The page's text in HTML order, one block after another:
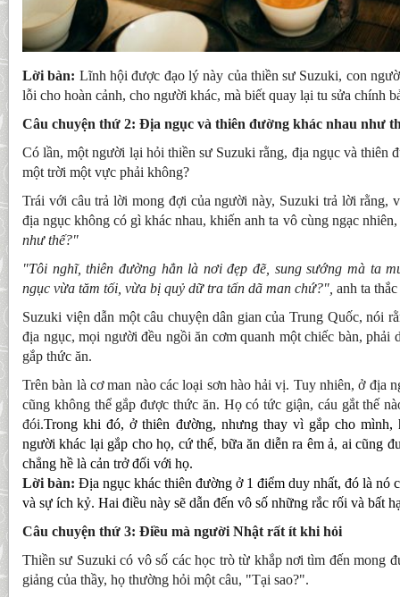
Lời bàn: Lĩnh hội được đạo lý này của thiền sư Suzuki, con
lỗi cho hoàn cảnh, cho người khác, mà biết quay lại tu sửa chính
Câu chuyện thứ 2: Địa ngục và thiên đường khác nhau như
Có lần, một người lại hỏi thiền sư Suzuki rằng, địa ngục và thiên
một trời một vực phải không?
Trái với câu trả lời mong đợi của người này, Suzuki trả lời rằng,
địa ngục không có gì khác nhau, khiến anh ta vô cùng ngạc
như thế?"
"Tôi nghĩ, thiên đường hẳn là nơi đẹp đẽ, sung sướng mà ta
ngục vừa tăm tối, vừa bị quỷ dữ tra tấn dã man chứ?", anh ta
Suzuki viện dẫn một câu chuyện dân gian của Trung Quốc, nói
địa ngục, mọi người đều ngồi ăn cơm quanh một chiếc bàn, phải
gắp thức ăn.
Trên bàn là cơ man nào các loại sơn hào hải vị. Tuy nhiên, ở địa
cũng không thể gắp được thức ăn. Họ có tức giận, cáu gắt thế
đói.Trong khi đó, ở thiên đường, nhưng thay vì gắp cho mình,
người khác lại gắp cho họ, cứ thế, bữa ăn diễn ra êm ả, ai cũng
chẳng hề là cản trở đối với họ.
Lời bàn: Địa ngục khác thiên đường ở 1 điểm duy nhất, đó là nó
và sự ích kỷ. Hai điều này sẽ dẫn đến vô số những rắc rối và bất
Câu chuyện thứ 3: Điều mà người Nhật rất ít khi hỏi
Thiền sư Suzuki có vô số các học trò từ khắp nơi tìm đến mong
giảng của thầy, họ thường hỏi một câu, "Tại sao?".